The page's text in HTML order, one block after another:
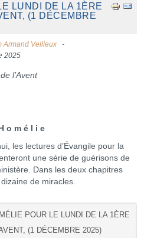
LUNDI DE LA 1ÈRE
(1 DÉCEMBRE
Armand Veilleux
2025
l’Avent
H o m é l i e
lectures d’Évangile pour la
une série de guérisons de
Dans les deux chapitres
de miracles.
POUR LE LUNDI DE LA 1ÈRE
(1 DÉCEMBRE 2025)